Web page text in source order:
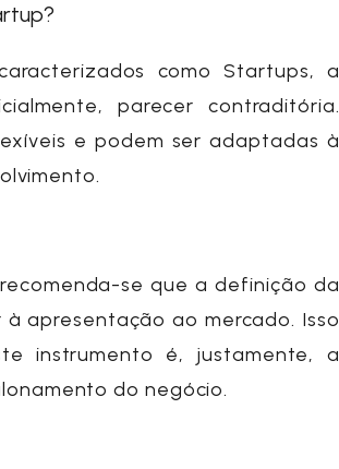
comoStartups, a
parecer contraditória.
e podem ser adaptadas à
se que a definição da
apresentação ao mercado. Isso
instrumento é, justamente, a
do negócio.